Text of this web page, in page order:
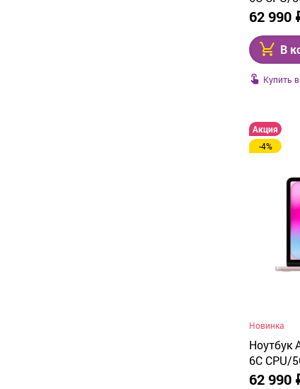
SSD,
62 990
В
Купить
Акция
-4%
Новинка
Ноутбук
6C CPU/
SSD,
62 990